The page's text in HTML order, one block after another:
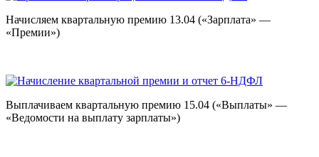
Начисляем квартальную премию 13.04 («Зарплата» —
«Премии»)
Выплачиваем квартальную премию 15.04 («Выплаты» —
«Ведомости на выплату зарплаты»)